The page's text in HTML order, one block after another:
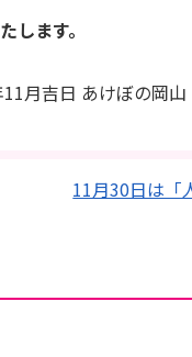
します。
の岡山 代
11月30日は「